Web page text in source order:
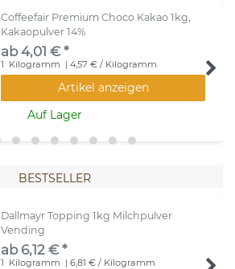
Coffeefair Premium Choco Kakao 1kg,
Kakaopulver 14%
ab 4,01 € *
1 Kilogramm | 4,57 € / Kilogramm
Artikel anzeigen
Auf Lager
BESTSELLER
Dallmayr Topping 1kg Milchpulver
Vending
ab 6,12 € *
1 Kilogramm | 6,81 € / Kilogramm